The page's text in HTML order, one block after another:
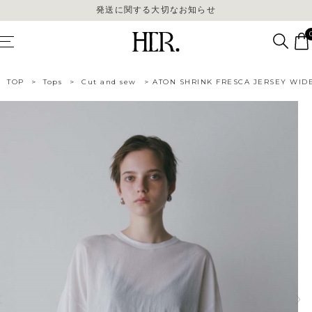
発送に関する大切なお知らせ
発送に関する大切なお知らせ
TOP > Tops > Cut and sew > ATON SHRINK FRESCA JERSEY